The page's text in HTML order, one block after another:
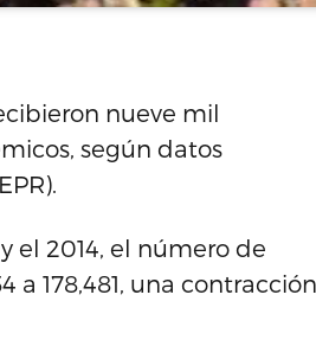
nueve mil
según datos
el 2014, el número de
a 178,481, una contracción